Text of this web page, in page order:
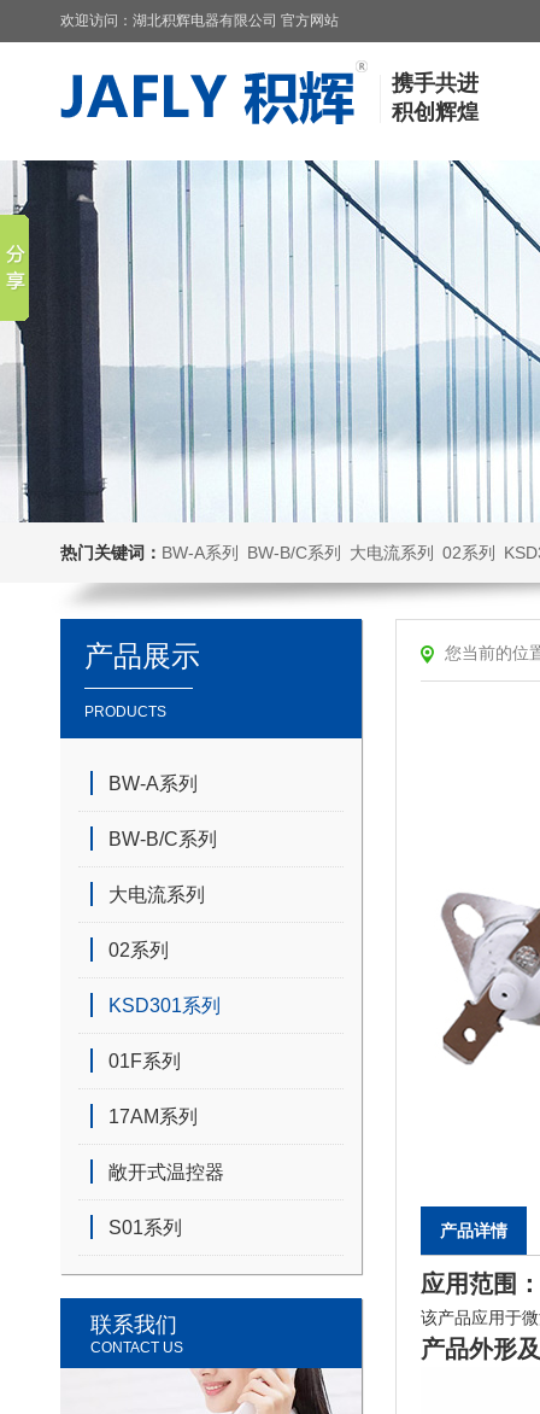
欢迎访问：湖北积辉电器有限公司 官方网站
携手共进
积创辉煌
热门关键词： BW-A系列 BW-B/C系列 大电流系列 02系列
产品展示
PRODUCTS
BW-A系列
BW-B/C系列
大电流系列
02系列
KSD301系列
01F系列
17AM系列
敞开式温控器
S01系列
联系我们
CONTACT US
您当前的位
产品详情
应用范围：
该产品应用于
产品外形